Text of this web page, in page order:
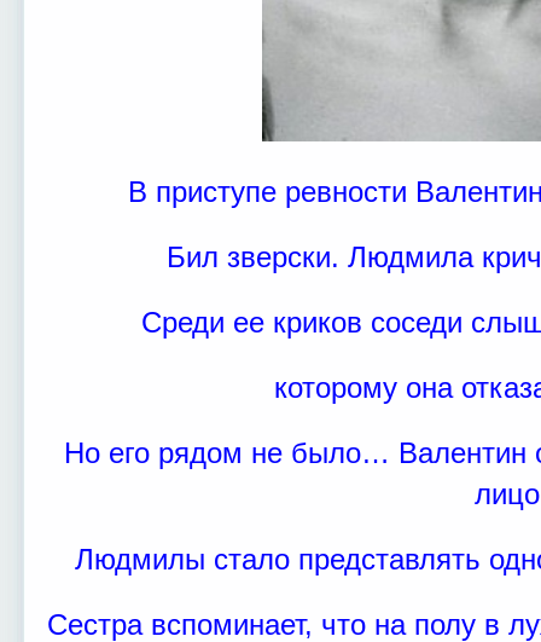
В приступе ревности
Бил зверски. Людмила
Среди ее криков соседи
которому она
Но его рядом не было… Валентин
лицо
Людмилы стало представлять
Сестра вспоминает, что на полу в